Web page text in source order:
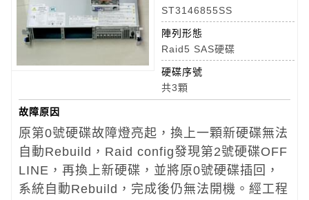
ST3146855SS
陣列形態
Raid5 SAS硬碟
硬碟序號
共3顆
故障原因
原第0號硬碟故障燈亮起，換上一顆新硬碟無法
自動Rebuild，Raid config發現第2號硬碟OFF
LINE，再換上新硬碟，並將原0號硬碟插回，
系統自動Rebuild，完成後仍無法開機。經工程